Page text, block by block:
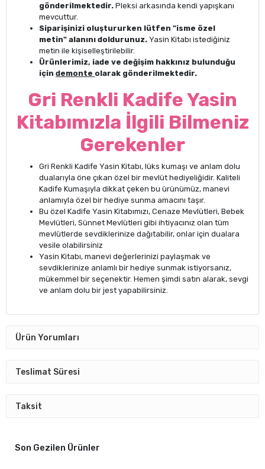
gönderilmektedir. Pleksi arkasında kendi yapışkanı
mevcuttur.
Siparişinizi oluştururken lütfen "isme özel
metin" alanını doldurunuz. Yasin Kitabı istediğiniz
metin ile kişiselleştirilebilir.
Ürünlerimiz, iade ve değişim hakkınız bulunduğu
için demonte olarak gönderilmektedir.
Gri Renkli Kadife Yasin
Kitabımızla İlgili Bilmeniz
Gerekenler
Gri Renkli Kadife Yasin Kitabı, lüks kumaşı ve anlam dolu
dualarıyla öne çıkan özel bir mevlüt hediyeliğidir. Kaliteli
Kadife Kumaşıyla dikkat çeken bu ürünümüz, manevi
anlamıyla özel bir hediye sunma amacını taşır.
Bu özel Kadife Yasin Kitabımızı, Cenaze Mevlütleri, Bebek
Mevlütleri, Sünnet Mevlütleri gibi ihtiyacınız olan tüm
mevlütlerde sevdiklerinize dağıtabilir, onlar için dualara
vesile olabilirsiniz
Yasin Kitabı, manevi değerlerinizi paylaşmak ve
sevdiklerinize anlamlı bir hediye sunmak istiyorsanız,
mükemmel bir seçenektir. Hemen şimdi satın alarak, sevgi
ve anlam dolu bir jest yapabilirsiniz.
Ürün Yorumları
Teslimat Süresi
Taksit
Son Gezilen Ürünler